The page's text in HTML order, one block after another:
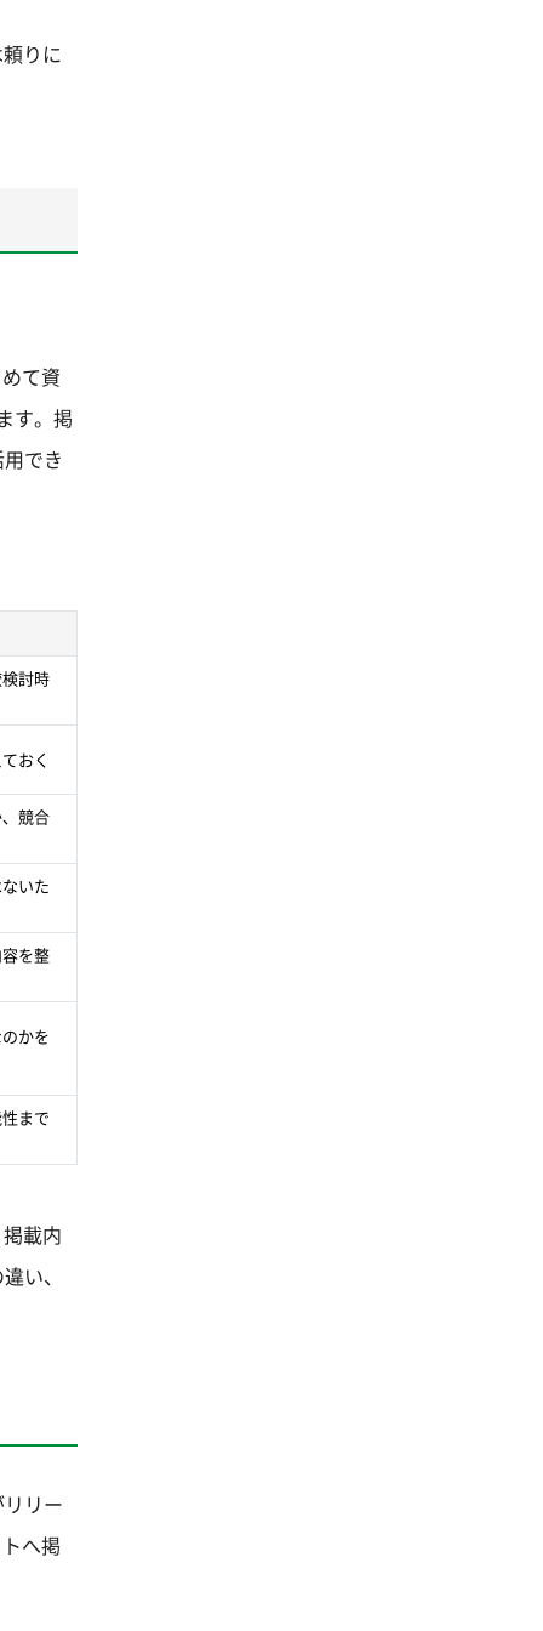
りに
て資
す。掲
でき
討時
おく
競合
いた
を整
かを
まで
載内
い、
リー
へ掲